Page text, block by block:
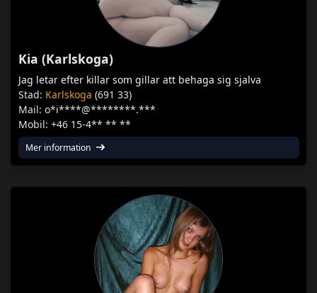
Kia (Karlskoga)
Jag letar efter killar som gillar att behaga sig sjalva
Stad: Karlskoga (691 33)
Mail: o*i****@********.***
Mobil: +46 15-4** ** **
Mer information